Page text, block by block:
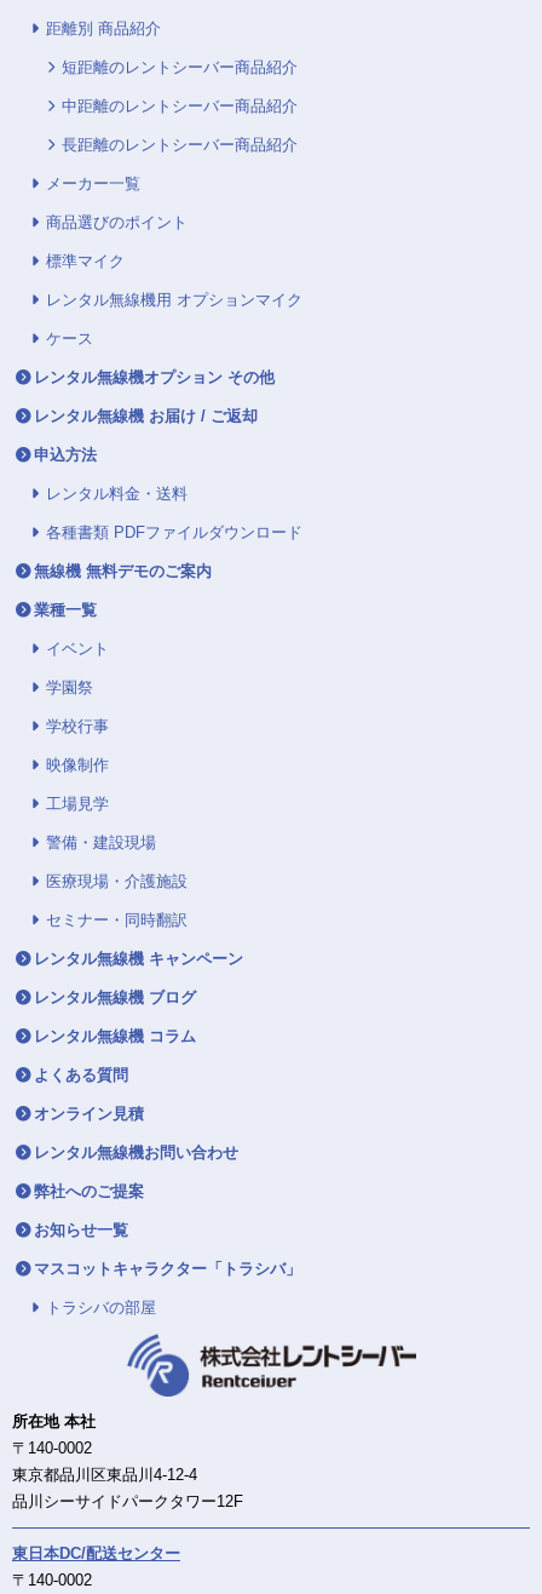
距離別 商品紹介
短距離のレントシーバー商品紹介
中距離のレントシーバー商品紹介
長距離のレントシーバー商品紹介
メーカー一覧
商品選びのポイント
標準マイク
レンタル無線機用 オプションマイク
ケース
レンタル無線機オプション その他
レンタル無線機 お届け / ご返却
申込方法
レンタル料金・送料
各種書類 PDFファイルダウンロード
無線機 無料デモのご案内
業種一覧
イベント
学園祭
学校行事
映像制作
工場見学
警備・建設現場
医療現場・介護施設
セミナー・同時翻訳
レンタル無線機 キャンペーン
レンタル無線機 ブログ
レンタル無線機 コラム
よくある質問
オンライン見積
レンタル無線機お問い合わせ
弊社へのご提案
お知らせ一覧
マスコットキャラクター「トラシバ」
トラシバの部屋
所在地 本社
〒140-0002
東京都品川区東品川4-12-4
品川シーサイドパークタワー12F
東日本DC/配送センター
〒140-0002